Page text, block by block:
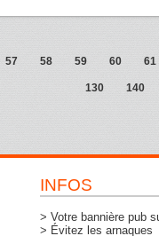
57 58 59 60 61
130 140
INFOS
> Votre bannière pub
> Évitez les arnaques